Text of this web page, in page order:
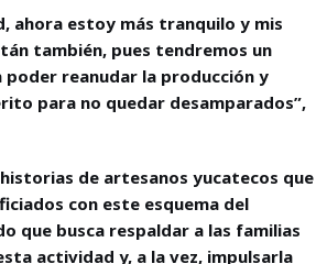
ahora estoy más tranquilo y mis
también, pues tendremos un
reanudar la producción y
para no quedar desamparados”,
historias de artesanos yucatecos que
con este esquema del
que busca respaldar a las familias
actividad y, a la vez, impulsarla